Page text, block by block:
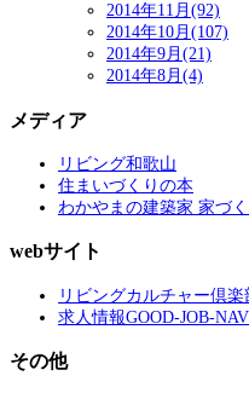
2014年11月(92)
2014年10月(107)
2014年9月(21)
2014年8月(4)
メディア
リビング和歌山
住まいづくりの本
わかやまの建築家 家づ
webサイト
リビングカルチャー倶楽
求人情報GOOD-JOB-
その他